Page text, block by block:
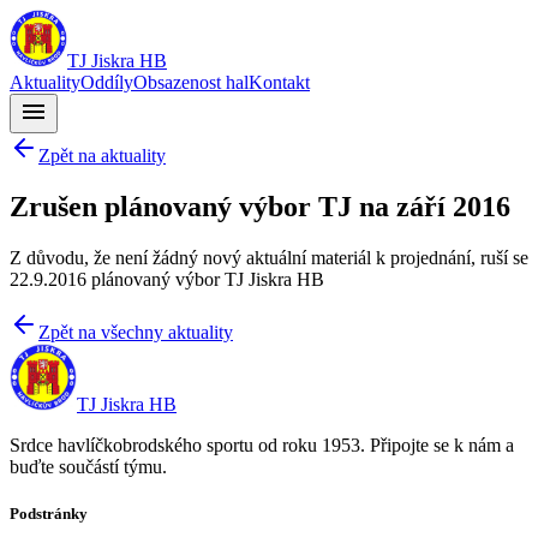
TJ Jiskra HB
AktualityOddílyObsazenost halKontakt
menu
Zpět na aktuality
Zrušen plánovaný výbor TJ na září 2016
Z důvodu, že není žádný nový aktuální materiál k projednání, ruší se
22.9.2016 plánovaný výbor TJ Jiskra HB
Zpět na všechny aktuality
TJ Jiskra HB
Srdce havlíčkobrodského sportu od roku 1953. Připojte se k nám a
buďte součástí týmu.
Podstránky